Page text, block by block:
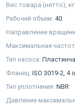
Вес товара (нетто), кг:
Рабочий объем: 40
Направление
Максимальная
Тип насоса:
Фланец: ISO 3019-2, 4
Тип уплотнения: NBR
Давление